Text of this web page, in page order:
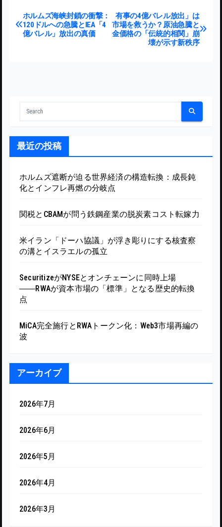
投稿ナビゲーション
有事の4億バレル放出」は
市場を救うか？原油急騰と
金価格の「伝統的相関」崩
壊が示す新秩序
ホルムズ海峡封鎖の衝撃：
120ドルへの急騰とIEA「4
億バレル」放出の真価
最近の投稿
ホルムズ遮断が迫る世界経済の構造転換：成長鈍
化とインフレ再燃の分岐点
関税とCBAMが問う鉄鋼産業の脱炭素コスト転嫁力
米イラン「ドーハ協議」が浮き彫りにする核査察
の溝とイスラエルの孤立
SecuritizeがNYSEとオンチェーンに同時上場
――RWAが資本市場の「標準」となる歴史的転換
点
MiCA完全施行とRWAトークン化：Web3市場再編の
波
アーカイブ
2026年7月
2026年6月
2026年5月
2026年4月
2026年3月